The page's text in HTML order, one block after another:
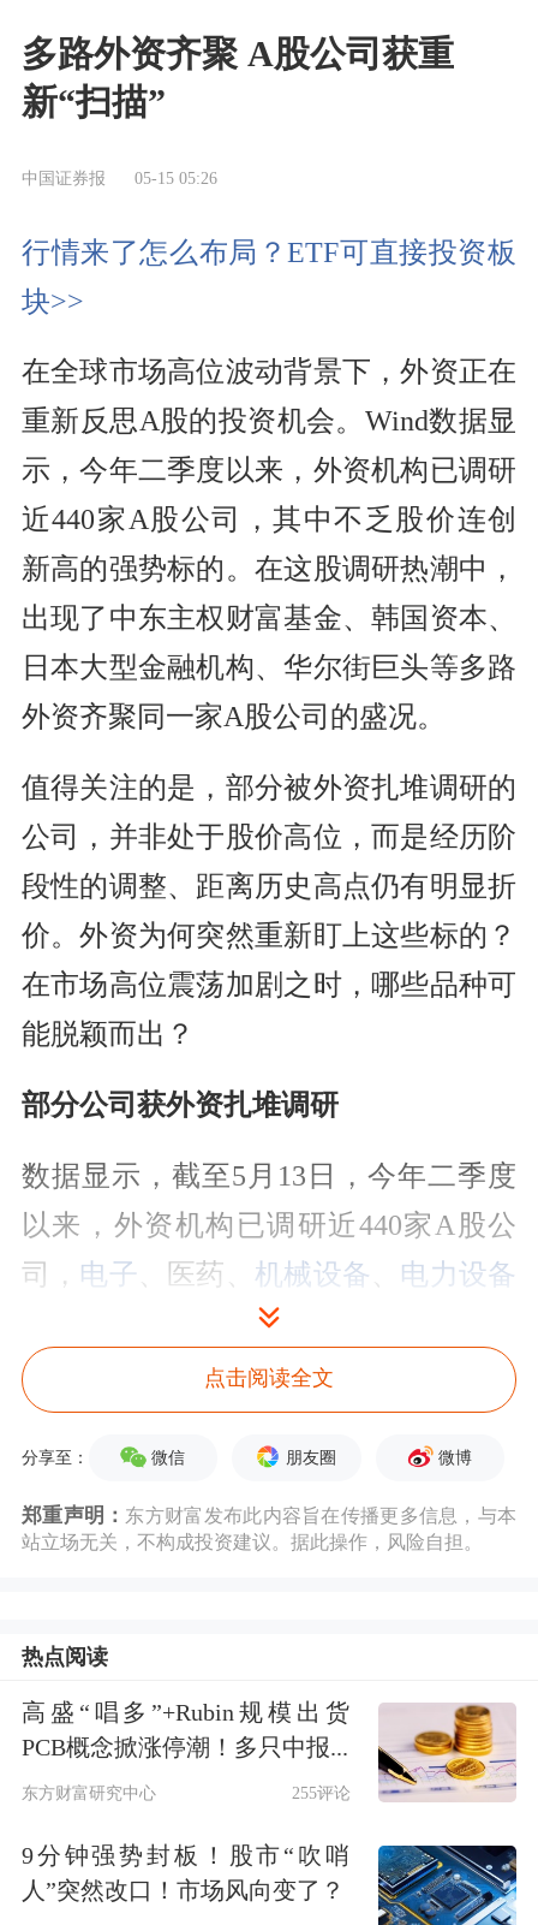
多路外资齐聚 A股公司获重
新“扫描”
中国证券报 05-15 05:26
行情来了怎么布局？ETF可直接投资板
块>>
在全球市场高位波动背景下，外资正在
重新反思A股的投资机会。Wind数据显
示，今年二季度以来，外资机构已调研
近440家A股公司，其中不乏股价连创
新高的强势标的。在这股调研热潮中，
出现了中东主权财富基金、韩国资本、
日本大型金融机构、华尔街巨头等多路
外资齐聚同一家A股公司的盛况。
值得关注的是，部分被外资扎堆调研的
公司，并非处于股价高位，而是经历阶
段性的调整、距离历史高点仍有明显折
价。外资为何突然重新盯上这些标的？
在市场高位震荡加剧之时，哪些品种可
能脱颖而出？
部分公司获外资扎堆调研
数据显示，截至5月13日，今年二季度
以来，外资机构已调研近440家A股公
司， 电子 、医药、 机械设备
电力设备
其中，有25家公司均获20家或以上的外
资机构扎堆调研。例如，今年4月初至5
技均获68家外资机构调研； 迈瑞医疗
超40家外资机构调研；
控等均获超30家外资机构调研；盛弘股
份、怡合达 、立讯精密、天岳
先进 、佰维存储 、 鼎泰高科 、聚辰股份
等多家公司均获超20家外资机构调研。
点击阅读全文
分享至： 微信 朋友圈 微博
郑重声明： 东方财富发布此内容旨在传播更多信息，与本
站立场无关，不构成投资建议。据此操作，风险自担。
热点阅读
高盛“唱多”+Rubin规模出货
PCB概念掀涨停潮！多只中报...
东方财富研究中心 255评论
9分钟强势封板！股市“吹哨
人”突然改口！市场风向变了？